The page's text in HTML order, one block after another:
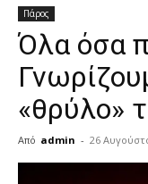
Πάρος
Όλα όσα
«θρύλο»
Από admin - 26